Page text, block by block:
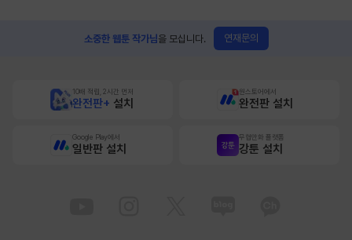
소중한 웹툰 작가님을 모십니다. 연재문의
10배 적립, 2시간 먼저
완전판+ 설치
원스토어에서
완전판 설치
Google Play에서
일반판 설치
무협만화 플랫폼
강툰 설치